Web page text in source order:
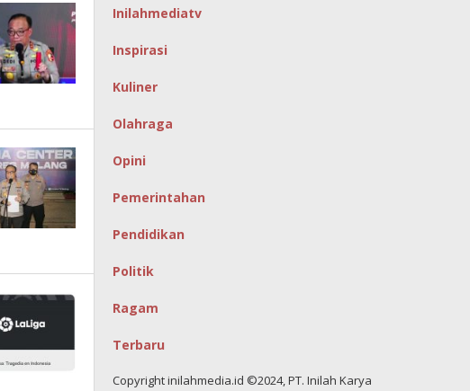
Inilahmediatv
Inspirasi
Kuliner
Olahraga
Opini
Pemerintahan
Pendidikan
Politik
Ragam
Terbaru
Copyright inilahmedia.id ©2024, PT. Inilah Karya